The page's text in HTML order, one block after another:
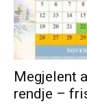
Megjelent
rendje –